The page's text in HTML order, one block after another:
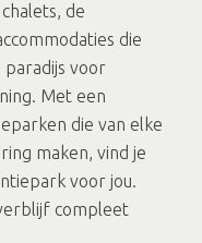
de
die
paradijs voor
Met een
die van elke
maken, vind je
voor jou.
compleet